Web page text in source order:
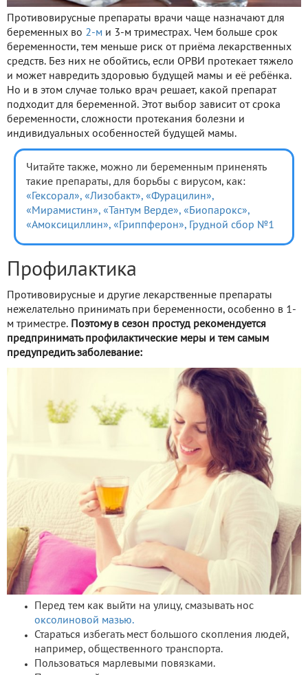
Противовирусные препараты врачи чаще назначают для
беременных во 2-м и 3-м триместрах. Чем больше срок
беременности, тем меньше риск от приёма лекарственных
средств. Без них не обойтись, если ОРВИ протекает тяжело
и может навредить здоровью будущей мамы и её ребёнка.
Но и в этом случае только врач решает, какой препарат
подходит для беременной. Этот выбор зависит от срока
беременности, сложности протекания болезни и
индивидуальных особенностей будущей мамы.
Читайте также, можно ли беременным приненять
такие препараты, для борьбы с вирусом, как:
«Гексорал», «Лизобакт», «Фурацилин»,
«Мирамистин», «Тантум Верде», «Биопарокс»,
«Амоксициллин», «Гриппферон», Грудной сбор №1
Профилактика
Противовирусные и другие лекарственные препараты
нежелательно принимать при беременности, особенно в 1-
м триместре. Поэтому в сезон простуд рекомендуется
предпринимать профилактические меры и тем самым
предупредить заболевание:
Перед тем как выйти на улицу, смазывать нос
оксолиновой мазью.
Стараться избегать мест большого скопления людей,
например, общественного транспорта.
Пользоваться марлевыми повязками.